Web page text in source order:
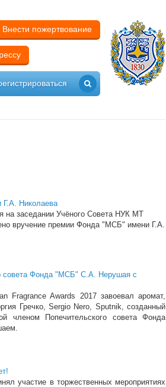
Внести пожертвование
Николаева
на заседании Учёного Совета НУК МТ
вручение премии Фонда "МСБ" имени Г.А.
совета Фонда "МСБ" С.А. Нерушая с
Fragrance Awards 2017 завоевал аромат,
Гречко, Sergio Nero, Sputnik, созданный
членом Попечительского совета Фонда
участие в торжественных мероприятиях